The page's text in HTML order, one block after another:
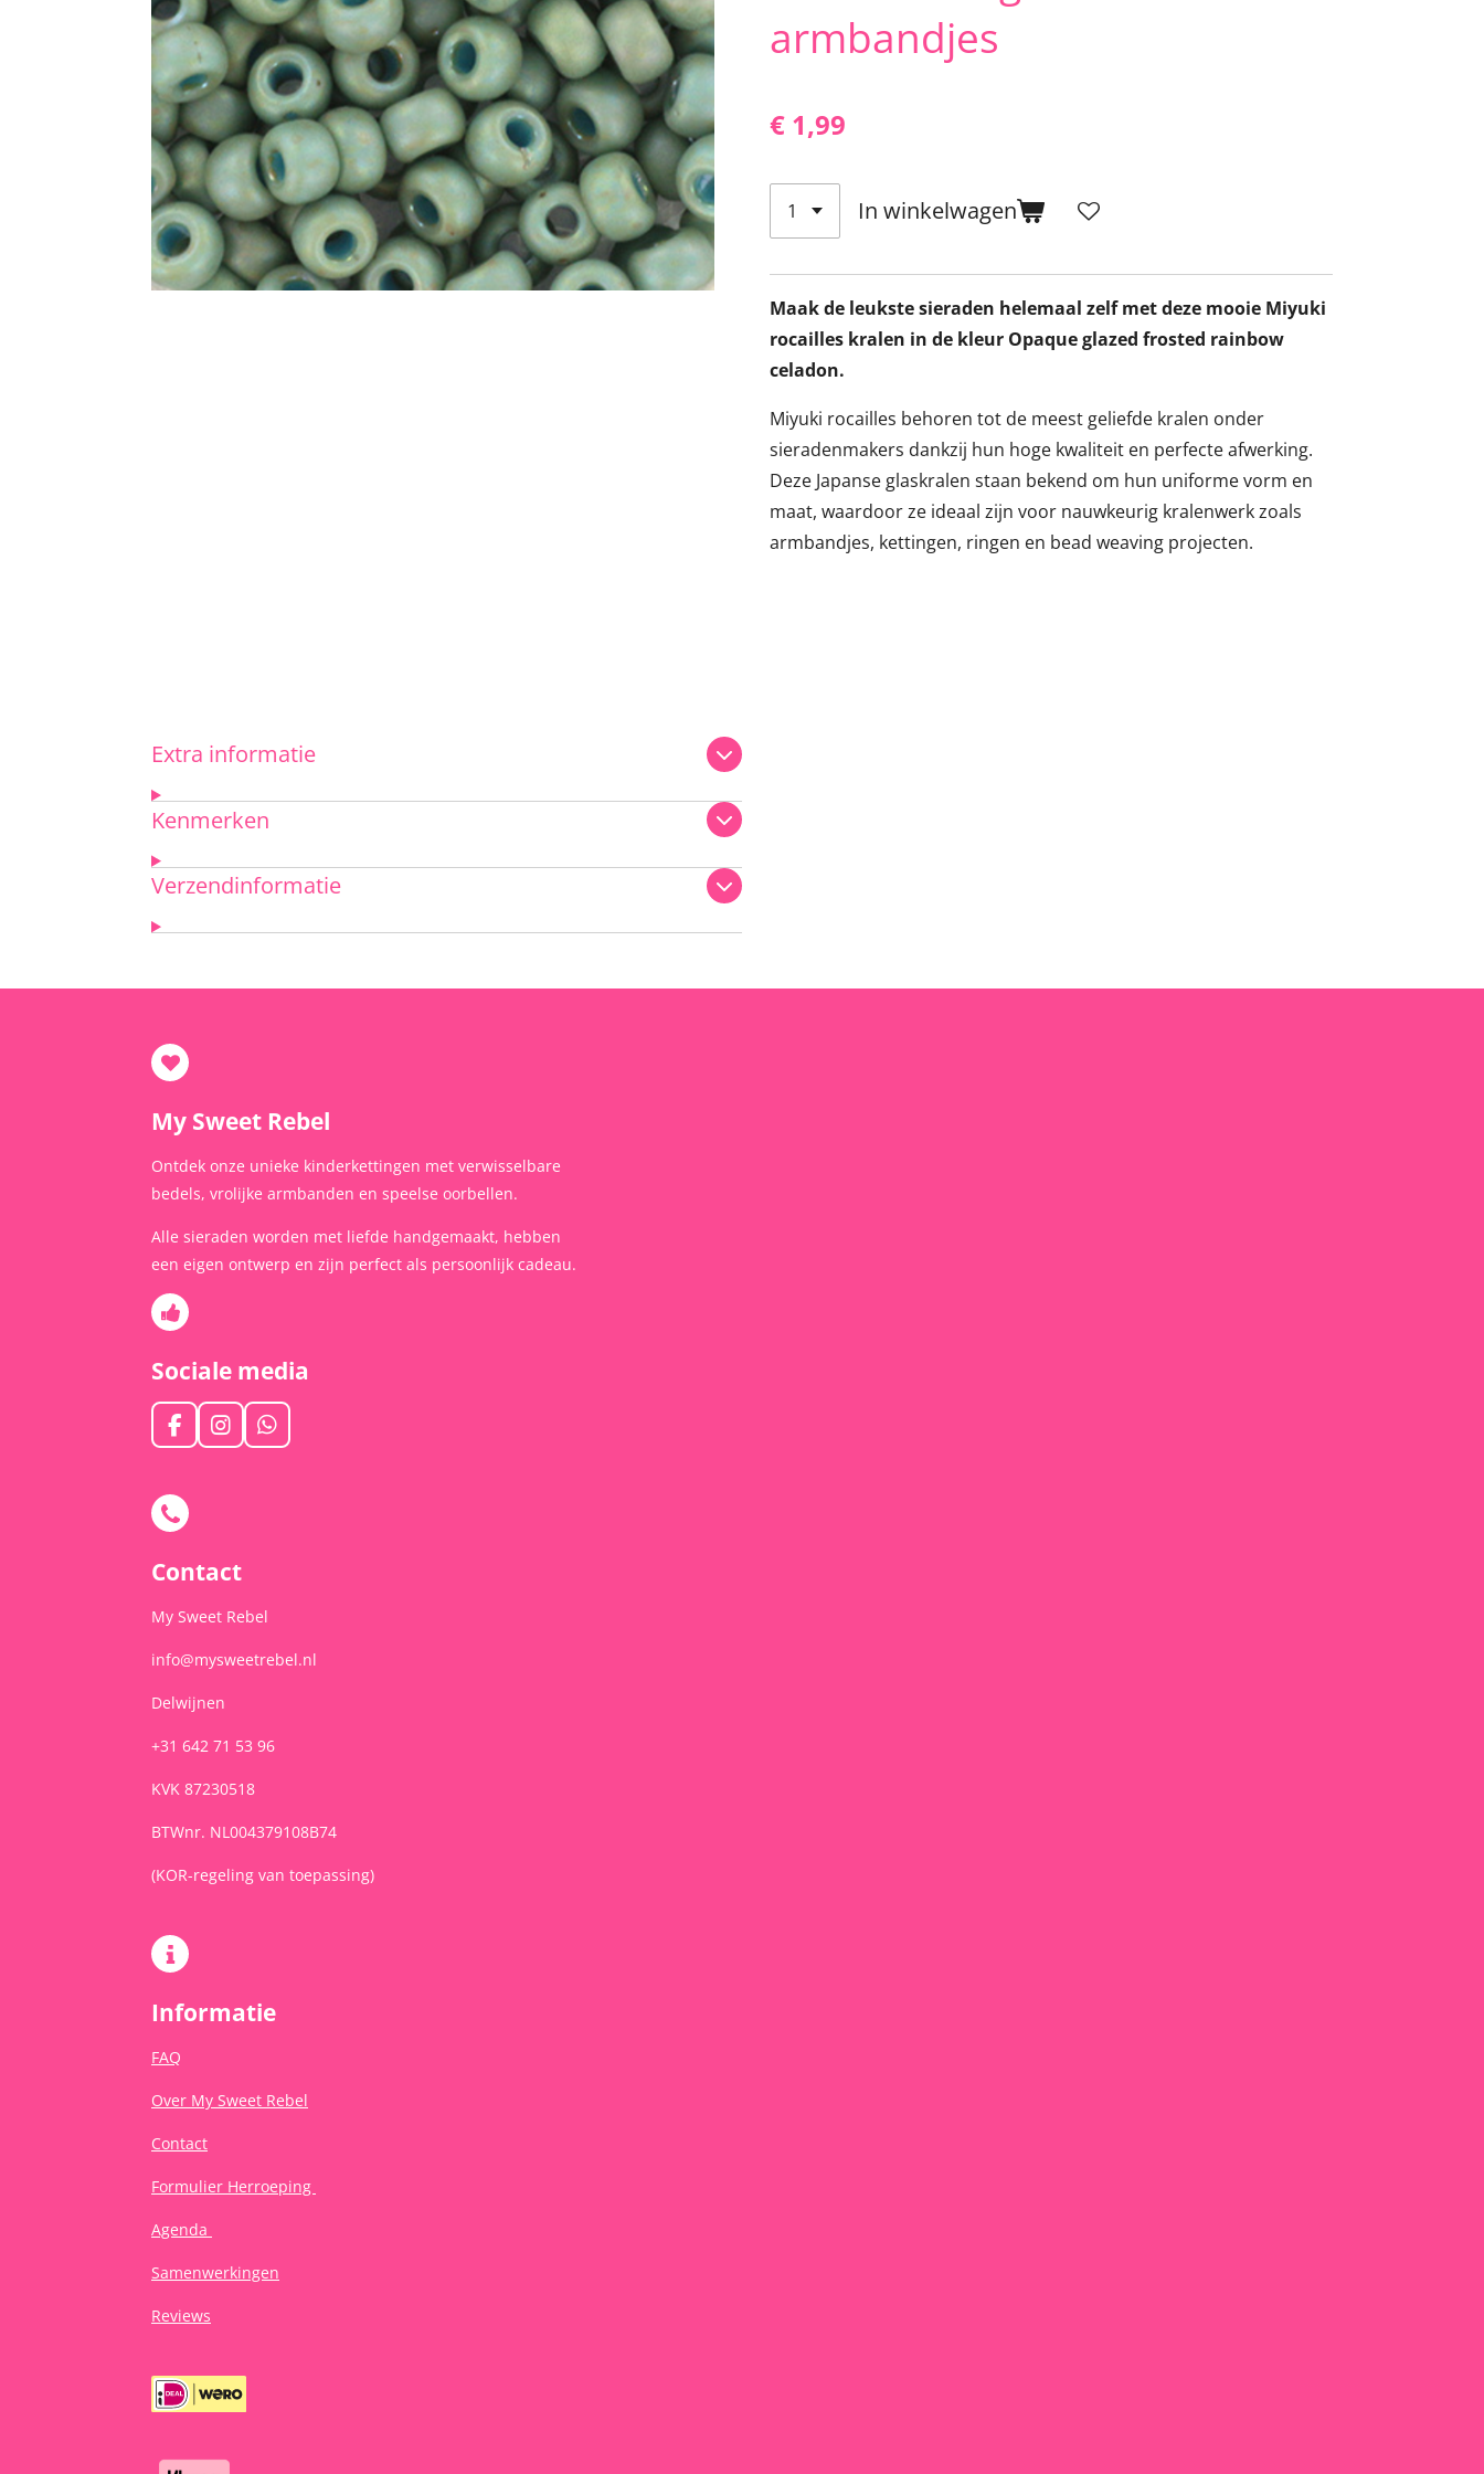
armbandjes
€ 1,99
In winkelwagen
Maak de leukste sieraden helemaal zelf met deze mooie Miyuki
rocailles kralen in de kleur Opaque glazed frosted rainbow
celadon.
Miyuki rocailles behoren tot de meest geliefde kralen onder
sieradenmakers dankzij hun hoge kwaliteit en perfecte afwerking.
Deze Japanse glaskralen staan bekend om hun uniforme vorm en
maat, waardoor ze ideaal zijn voor nauwkeurig kralenwerk zoals
armbandjes, kettingen, ringen en bead weaving projecten.
Extra informatie
Kenmerken
Verzendinformatie
My Sweet Rebel
Ontdek onze unieke kinderkettingen met verwisselbare
bedels, vrolijke armbanden en speelse oorbellen.
Alle sieraden worden met liefde handgemaakt, hebben
een eigen ontwerp en zijn perfect als persoonlijk cadeau.
Sociale media
F
a
e
b
o
k
I
n
a
W
h
Contact
My Sweet Rebel
info@mysweetrebel.nl
Delwijnen
+31 642 71 53 96
KVK 87230518
BTWnr. NL004379108B74
(KOR-regeling van toepassing)
Informatie
FAQ
Over My Sweet Rebel
Contact
Formulier Herroeping
Agenda
Samenwerkingen
Reviews